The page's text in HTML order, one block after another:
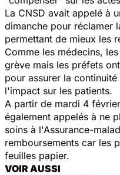
La CNSD avait appelé à
dimanche pour réclamer
permettant de mieux les
Comme les médecins,
grève mais les préfets
pour assurer la
l'impact sur les patients.
A partir de mardi 4
également appelés à ne
soins à l'Assurance-
remboursements car les
feuilles papier.
VOIR AUSSI